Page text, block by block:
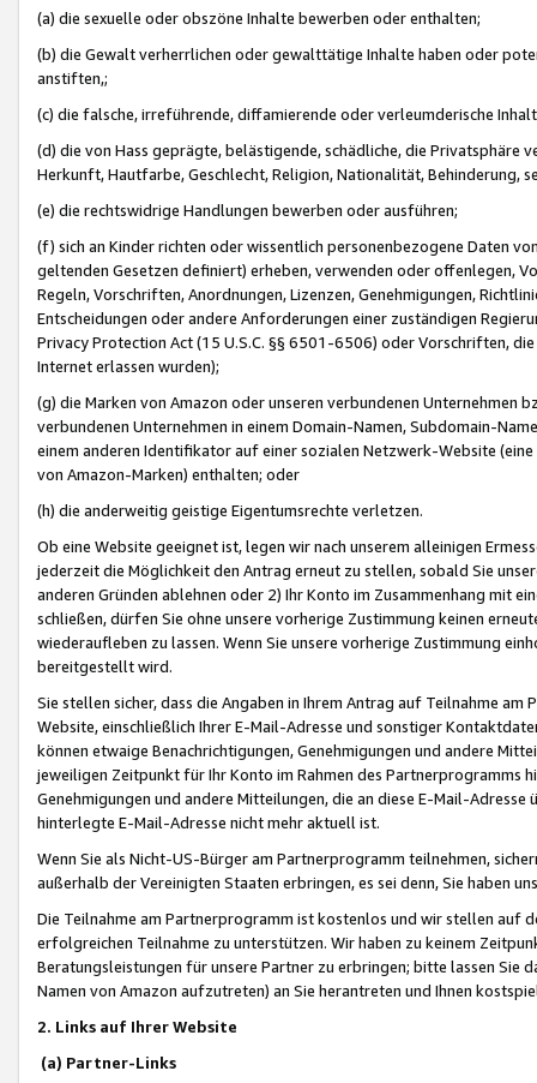
(a) die sexuelle oder obszöne Inhalte bewerben oder enthalten;
(b) die Gewalt verherrlichen oder gewalttätige Inhalte haben oder
anstiften,;
(c) die falsche, irreführende, diffamierende oder verleumderische
(d) die von Hass geprägte, belästigende, schädliche, die Privatsphäre
Herkunft, Hautfarbe, Geschlecht, Religion, Nationalität, Behinderung,
(e) die rechtswidrige Handlungen bewerben oder ausführen;
(f) sich an Kinder richten oder wissentlich personenbezogene Daten
geltenden Gesetzen definiert) erheben, verwenden oder offenlegen,
Regeln, Vorschriften, Anordnungen, Lizenzen, Genehmigungen,
Entscheidungen oder andere Anforderungen einer zuständigen
Privacy Protection Act (15 U.S.C. §§ 6501-6506) oder Vorschriften,
Internet erlassen wurden);
(g) die Marken von Amazon oder unseren verbundenen Unternehmen
verbundenen Unternehmen in einem Domain-Namen, Subdomain-
einem anderen Identifikator auf einer sozialen Netzwerk-Website
von Amazon-Marken) enthalten; oder
(h) die anderweitig geistige Eigentumsrechte verletzen.
Ob eine Website geeignet ist, legen wir nach unserem alleinigen
jederzeit die Möglichkeit den Antrag erneut zu stellen, sobald Sie
anderen Gründen ablehnen oder 2) Ihr Konto im Zusammenhang mit
schließen, dürfen Sie ohne unsere vorherige Zustimmung keinen
wiederaufleben zu lassen. Wenn Sie unsere vorherige Zustimmung
bereitgestellt wird.
Sie stellen sicher, dass die Angaben in Ihrem Antrag auf Teilnahme
Website, einschließlich Ihrer E-Mail-Adresse und sonstiger
können etwaige Benachrichtigungen, Genehmigungen und andere
jeweiligen Zeitpunkt für Ihr Konto im Rahmen des Partnerprogramms
Genehmigungen und andere Mitteilungen, die an diese E-Mail-
hinterlegte E-Mail-Adresse nicht mehr aktuell ist.
Wenn Sie als Nicht-US-Bürger am Partnerprogramm teilnehmen,
außerhalb der Vereinigten Staaten erbringen, es sei denn, Sie haben
Die Teilnahme am Partnerprogramm ist kostenlos und wir stellen auf
erfolgreichen Teilnahme zu unterstützen. Wir haben zu keinem
Beratungsleistungen für unsere Partner zu erbringen; bitte lassen Sie
Namen von Amazon aufzutreten) an Sie herantreten und Ihnen
2. Links auf Ihrer Website
(a) Partner-Links